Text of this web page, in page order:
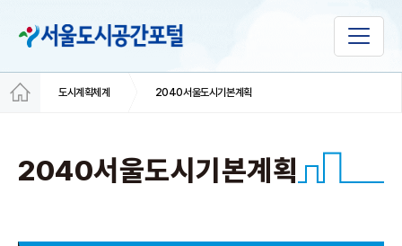
도시계획체계 2040서울도시기본계획
2040서울도시기본계획